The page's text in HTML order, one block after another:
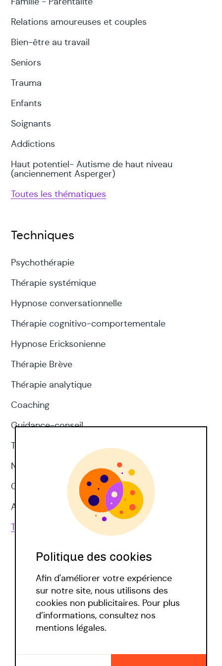
Relations amoureuses et couples
Bien-être au travail
Seniors
Trauma
Enfants
Soignants
Addictions
Haut potentiel- Autisme de haut niveau
(anciennement Asperger)
Toutes les thématiques
Techniques
Psychothérapie
Thérapie systémique
Hypnose conversationnelle
Thérapie cognitivo-comportementale
Hypnose Ericksonienne
Thérapie Brève
Thérapie analytique
Coaching
Guidance-conseil
Thérapie d'acceptation et d'engagement
Neuropsychologie
CNV
Approches corporelles
Toutes les techniques
Politique covid
Politique des cookies
Afin d'améliorer votre expérience
sur notre site, nous utilisons des
cookies non publicitaires. Pour plus
d’informations, consultez nos
mentions légales.